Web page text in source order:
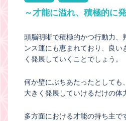
～才能に溢れ、積極的に
頭脳明晰で積極的かつ行動力、
ンス運にも恵まれており、良い
く発展していくことでしょう。
何か壁にぶちあたったとしても
大きく発展していけるだけの体
多方面における才能の持ち主で